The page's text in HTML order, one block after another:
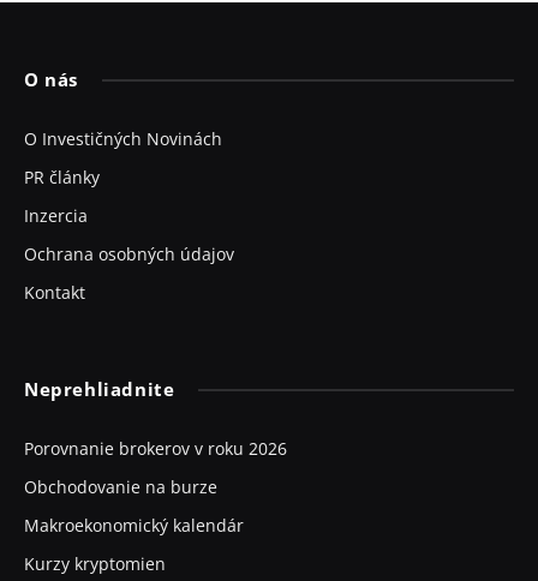
O nás
O Investičných Novinách
PR články
Inzercia
Ochrana osobných údajov
Kontakt
Neprehliadnite
Porovnanie brokerov v roku 2026
Obchodovanie na burze
Makroekonomický kalendár
Kurzy kryptomien